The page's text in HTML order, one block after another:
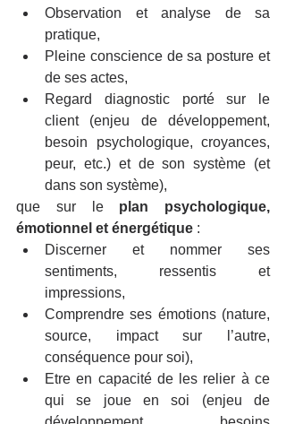
Observation et analyse de sa
pratique,
Pleine conscience de sa posture et
de ses actes,
Regard diagnostic porté sur le
client (enjeu de développement,
besoin psychologique, croyances,
peur, etc.) et de son système (et
dans son système),
que sur le plan psychologique,
émotionnel et énergétique :
Discerner et nommer ses
sentiments, ressentis et
impressions,
Comprendre ses émotions (nature,
source, impact sur l’autre,
conséquence pour soi),
Etre en capacité de les relier à ce
qui se joue en soi (enjeu de